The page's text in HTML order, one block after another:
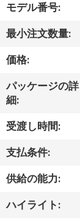
私
に
つ
い
て
工
場
モデル番号:
最小注文数量:
価格:
パッケージの詳
細:
受渡し時間:
支払条件:
供給の能力:
ハイライト: